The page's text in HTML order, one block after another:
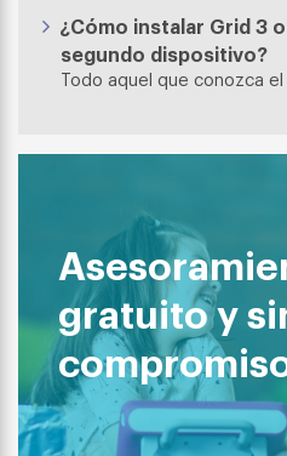
¿Cómo instalar Grid 3
segundo dispositivo?
Todo aquel que conozca el
gratuito y